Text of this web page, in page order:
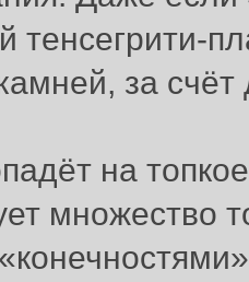
тенсегрити-
за
на
множество